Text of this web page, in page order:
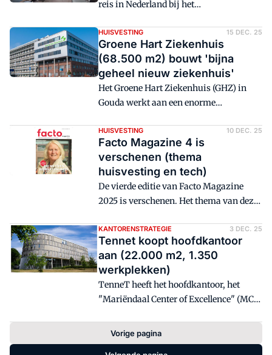
reis in Nederland bij het
facilitaire dienstverlening om dit proces
gaande te houden is niets minder dan
cruciaal, zeker tijdens een grootschalige
renovatie. Facto mocht langskomen
voor een uniek bezoek.
HUISVESTING 15 DEC. 25
Groene Hart Ziekenhuis
(68.500 m2) bouwt 'bijna
geheel nieuw ziekenhuis'
Het Groene Hart Ziekenhuis (GHZ) in
Gouda werkt aan een enorme
jaar worden verouderde gebouwen
vervangen door nieuwe, met daarin
effectievere (zorg)functies en verbeterde
logistieke stromen. En dit alles met
minder mankracht en minder vierkante
meters.
HUISVESTING 10 DEC. 25
Facto Magazine 4 is
verschenen (thema
huisvesting en tech)
De vierde editie van Facto Magazine
2025 is verschenen. Het thema van deze
KANTORENSTRATEGIE 3 DEC. 25
Tennet koopt hoofdkantoor
aan (22.000 m2, 1.350
werkplekken)
TenneT heeft het hoofdkantoor, het
"Mariëndaal Center of Excellence" (MCE)
het hoofdkantoor (22.000 m2, 1.350
werkplekken) bevestigt de
Vorige pagina